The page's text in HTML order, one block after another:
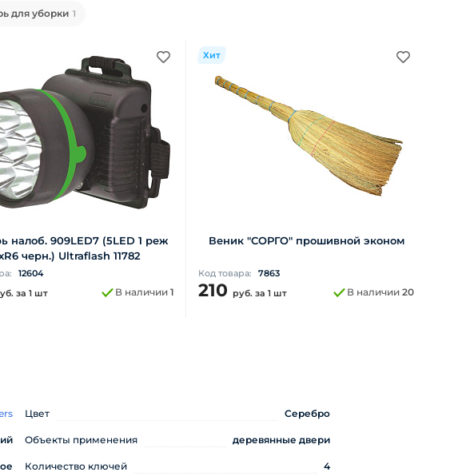
для уборки 1
налоб. 909LED7 (5LED 1 реж
черн.) Ultraflash 11782
12604
за 1 шт В наличии 1
Хит
Веник "СОРГО" прошивной эконом
Код товара: 7863
210 руб. за 1 шт В наличии 20
Цвет Серебро
Объекты применения деревянные двери
Количество ключей 4